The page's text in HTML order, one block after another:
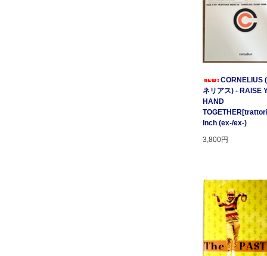
CORNELIUS
ネリアス) - RAISE
HAND
Inch (ex-/ex-)
3,800円